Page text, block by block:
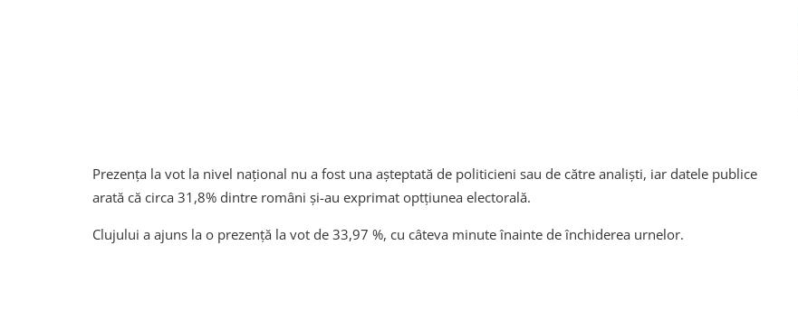
Prezența la vot la nivel național nu a fost una așteptată de politicieni sau de către analiști, iar datele publice
arată că circa 31,8% dintre români și-au exprimat optțiunea electorală.
Clujului a ajuns la o prezență la vot de 33,97 %, cu câteva minute înainte de închiderea urnelor.